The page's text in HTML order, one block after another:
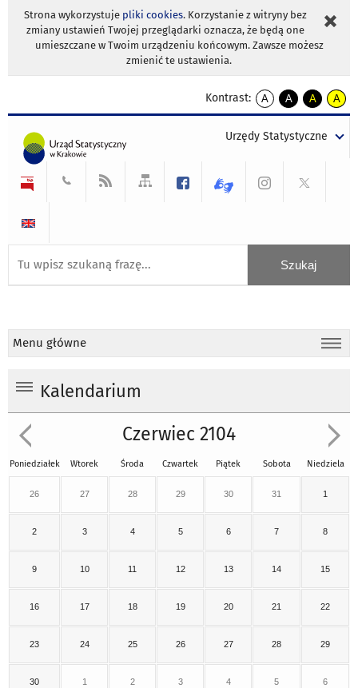
Strona wykorzystuje pliki cookies. Korzystanie z witryny bez
zmiany ustawień Twojej przeglądarki oznacza, że będą one
umieszczane w Twoim urządzeniu końcowym. Zawsze możesz
zmienić te ustawienia.
Kontrast:
A
kontrast
A
kontrast
tekst
czarnym
A
kontrast
tekst
czarnym
A
tekst
żółtym
Urzędy Statystyczne
Menu główne
Kalendarium
Czerwiec 2104
Poniedziałek Wtorek Środa Czwartek Piątek Sobota Niedziela
26 27 28 29 30 31 1
2 3 4 5 6 7 8
9 10 11 12 13 14 15
16 17 18 19 20 21 22
23 24 25 26 27 28 29
30 1 2 3 4 5 6